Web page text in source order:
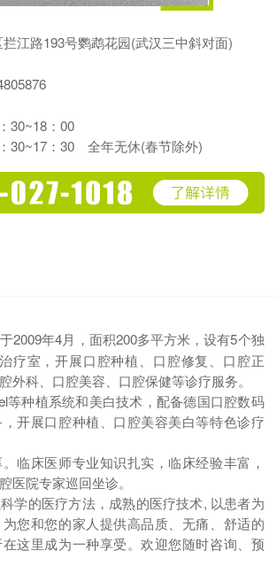
江路193号鹦鹉花园(武汉三中斜对面)
30~18：00
30~17：30 全年无休(春节除外)
2009年4月，面积200多平方米，设有5个独
疗室，开展口腔种植、口腔修复、口腔正
外科、口腔美容、口腔保健等诊疗服务。
等种植系统和美白技术，配备德国口腔数码
开展口腔种植、口腔美容美白等特色诊疗
临床医师专业知识扎实，临床经验丰富，
医院专家巡回坐诊。
学的医疗方法，成熟的医疗技术, 以患者为
您和您的家人提供高品质、无痛、舒适的
这里成为一种享受。欢迎您随时咨询、预